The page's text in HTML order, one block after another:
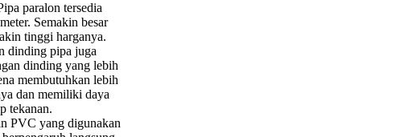
paralon tersedia
Semakin besar
tinggi harganya.
dinding pipa juga
dinding yang lebih
membutuhkan lebih
dan memiliki daya
tekanan.
PVC yang digunakan